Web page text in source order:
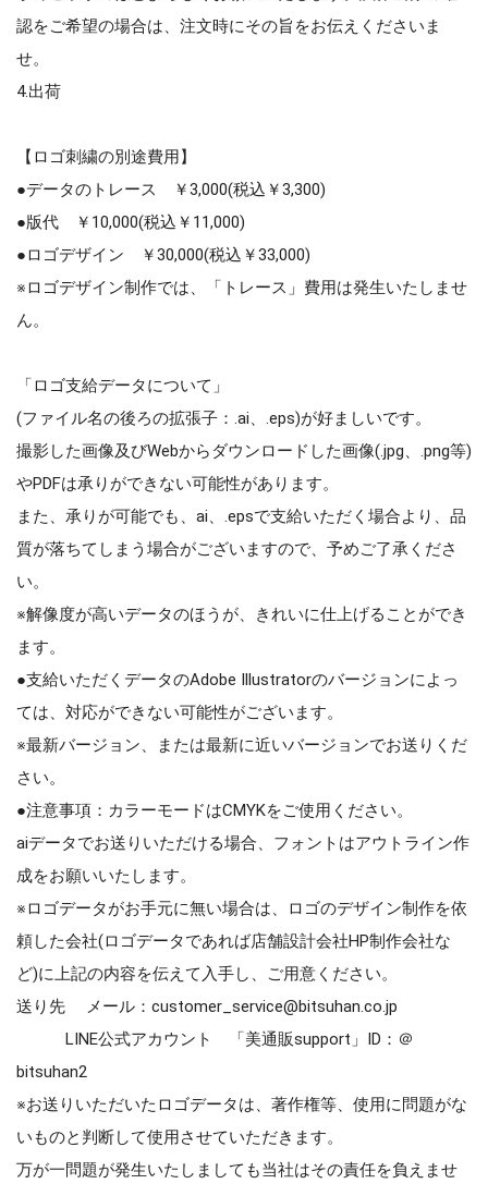
認をご希望の場合は、注文時にその旨をお伝えくださいま
せ。
4.出荷
【ロゴ刺繍の別途費用】
●データのトレース ￥3,000(税込￥3,300)
●版代 ￥10,000(税込￥11,000)
●ロゴデザイン ￥30,000(税込￥33,000)
※ロゴデザイン制作では、「トレース」費用は発生いたしませ
ん。
「ロゴ支給データについて」
(ファイル名の後ろの拡張子：.ai、.eps)が好ましいです。
撮影した画像及びWebからダウンロードした画像(.jpg、.png等)
やPDFは承りができない可能性があります。
また、承りが可能でも、ai、.epsで支給いただく場合より、品
質が落ちてしまう場合がございますので、予めご了承くださ
い。
※解像度が高いデータのほうが、きれいに仕上げることができ
ます。
●支給いただくデータのAdobe Illustratorのバージョンによっ
ては、対応ができない可能性がございます。
※最新バージョン、または最新に近いバージョンでお送りくだ
さい。
●注意事項：カラーモードはCMYKをご使用ください。
aiデータでお送りいただける場合、フォントはアウトライン作
成をお願いいたします。
※ロゴデータがお手元に無い場合は、ロゴのデザイン制作を依
頼した会社(ロゴデータであれば店舗設計会社HP制作会社な
ど)に上記の内容を伝えて入手し、ご用意ください。
送り先 メール：customer_service@bitsuhan.co.jp
LINE公式アカウント 「美通販support」ID：＠
bitsuhan2
※お送りいただいたロゴデータは、著作権等、使用に問題がな
いものと判断して使用させていただきます。
万が一問題が発生いたしましても当社はその責任を負えませ